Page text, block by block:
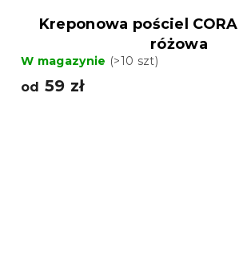
Kreponowa pościel
różowa
W magazynie (>10 szt)
od 59 zł